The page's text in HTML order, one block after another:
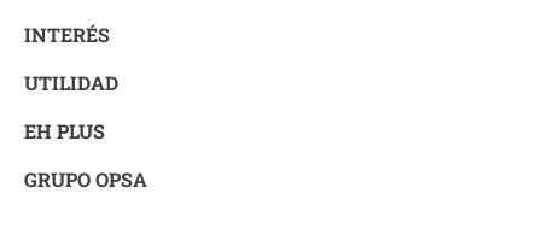
INTERÉS
UTILIDAD
EH PLUS
GRUPO OPSA